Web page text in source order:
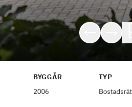
BYGGÅR
2006
TYP